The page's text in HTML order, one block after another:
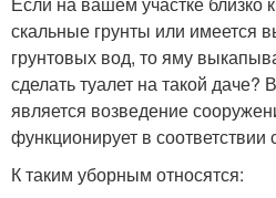
скальные грунты или имеется
грунтовых вод, то яму
сделать туалет на такой даче?
является возведение
функционирует в
К таким уборным относятся: